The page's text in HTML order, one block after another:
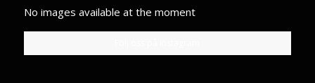
No images available at the moment